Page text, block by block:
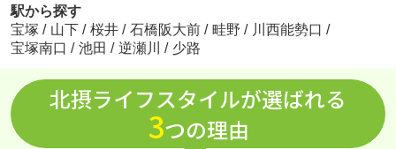
駅から探す
宝塚 / 山下 / 桜井 / 石橋阪大前 / 畦野 / 川西能勢口 /
宝塚南口 / 池田 / 逆瀬川 / 少路
北摂ライフスタイルが選ばれる
3つの理由